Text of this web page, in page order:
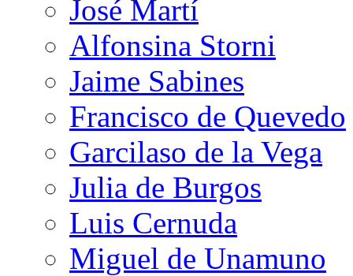
José Martí
Alfonsina Storni
Jaime Sabines
Francisco de Quevedo
Garcilaso de la Vega
Julia de Burgos
Luis Cernuda
Miguel de Unamuno